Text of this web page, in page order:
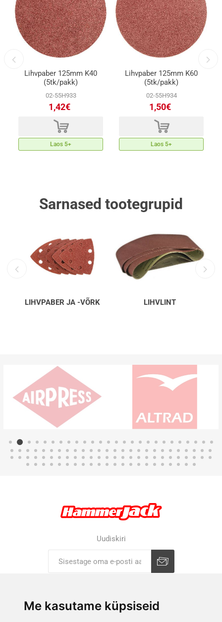
Me kasutame küpsiseid
Lihvpaber 125mm K40
(5tk/pakk)
02-55H933
1,42€
d
Laos 5+
Lihvpaber 125mm K60
(5tk/pakk)
02-55H934
1,50€
d
Laos 5+
Sarnased tootegrupid
LIHVPABER JA -VÕRK LIHVLINT
Uudiskiri